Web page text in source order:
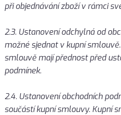
při objednávání zboží v rámci
2.3. Ustanovení odchylná od
možné sjednat v kupní
smlouvě mají přednost před
podmínek.
2.4. Ustanovení obchodních
součástí kupní smlouvy. Kupní